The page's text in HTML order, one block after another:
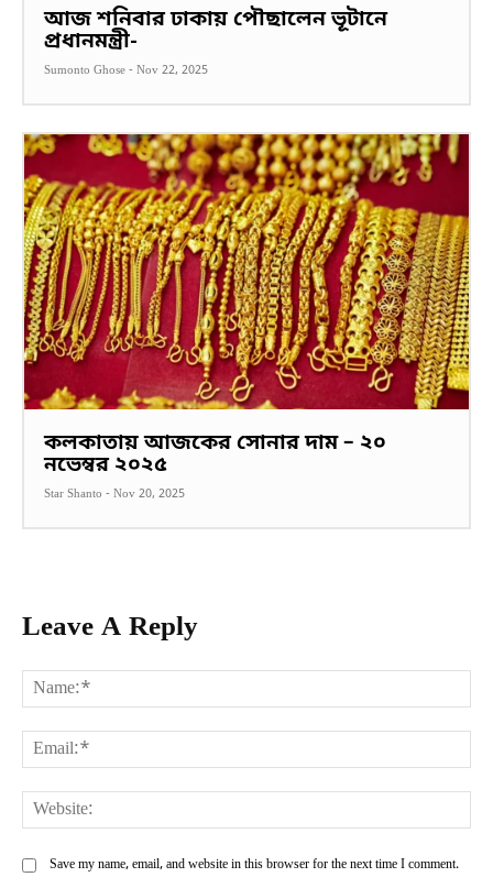
আজ শনিবার ঢাকায় পৌছালেন ভূটানে
প্রধানমন্ত্রী-
Sumonto Ghose - Nov 22, 2025
কলকাতায় আজকের সোনার দাম – ২০
নভেম্বর ২০২৫
Star Shanto - Nov 20, 2025
Leave A Reply
Save my name, email, and website in this browser for the next time I comment.